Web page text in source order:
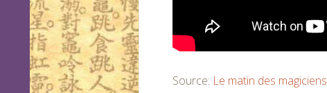
Source: Le matin des magiciens